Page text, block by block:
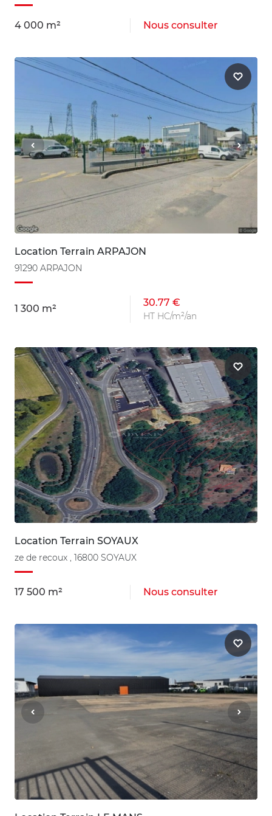
4 000 m² Nous consulter
Location Terrain ARPAJON
91290 ARPAJON
1 300 m²
30.77 €
HT HC/m²/an
Location Terrain SOYAUX
ze de recoux , 16800 SOYAUX
17 500 m² Nous consulter